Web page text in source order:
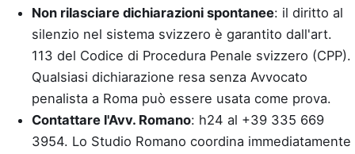
Non rilasciare dichiarazioni spontanee: il diritto al
silenzio nel sistema svizzero è garantito dall'art.
113 del Codice di Procedura Penale svizzero (CPP).
Qualsiasi dichiarazione resa senza Avvocato
penalista a Roma può essere usata come prova.
Contattare l'Avv. Romano: h24 al +39 335 669
3954. Lo Studio Romano coordina immediatamente